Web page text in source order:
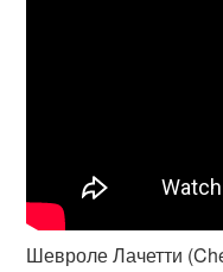
Шевроле Лачетти